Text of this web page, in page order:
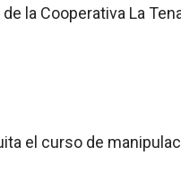
la Cooperativa La
el curso de